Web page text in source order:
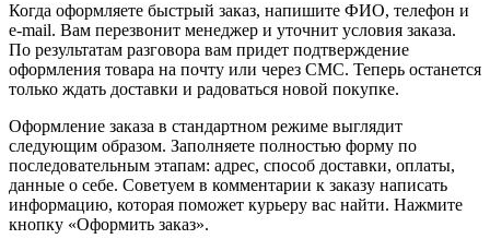
Когда оформляете быстрый заказ, напишите ФИО, телефон и
e-mail. Вам перезвонит менеджер и уточнит условия заказа.
По результатам разговора вам придет подтверждение
оформления товара на почту или через СМС. Теперь останется
только ждать доставки и радоваться новой покупке.
Оформление заказа в стандартном режиме выглядит
следующим образом. Заполняете полностью форму по
последовательным этапам: адрес, способ доставки, оплаты,
данные о себе. Советуем в комментарии к заказу написать
информацию, которая поможет курьеру вас найти. Нажмите
кнопку «Оформить заказ».